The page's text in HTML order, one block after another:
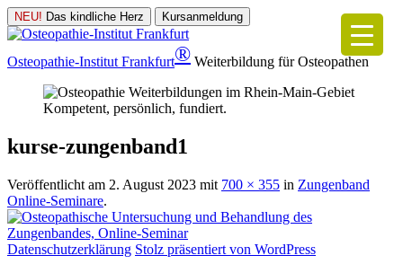
NEU! Das kindliche Herz Kursanmeldung
Osteopathie-Institut Frankfurt® Weiterbildung für Osteopathen
Kompetent, persönlich, fundiert.
kurse-zungenband1
Veröffentlicht am 2. August 2023 mit 700 × 355 in Zungenband
Online-Seminare.
Datenschutzerklärung Stolz präsentiert von WordPress